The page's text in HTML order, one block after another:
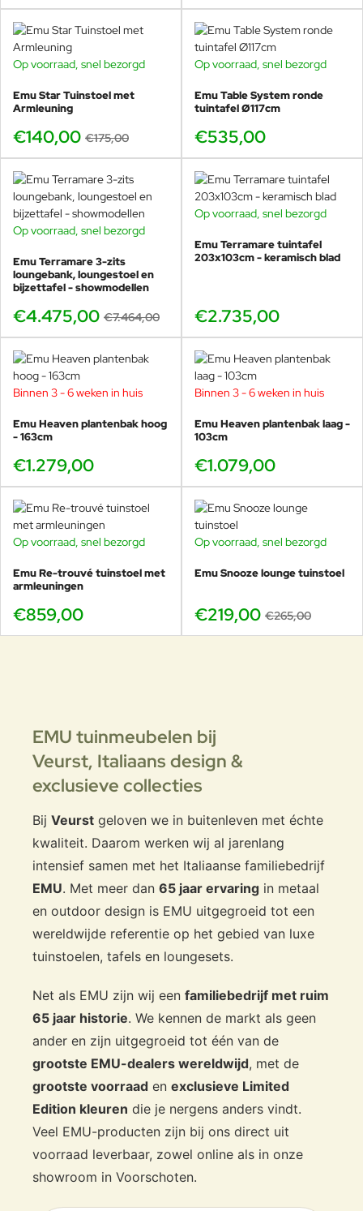
-20%
Op voorraad, snel bezorgd
Emu Star Tuinstoel met
Armleuning
€140,00 €175,00
Op voorraad, snel bezorgd
Emu Table System ronde
tuintafel Ø117cm
€535,00
BUNDELKORTING
-40%
Op voorraad, snel bezorgd
Emu Terramare 3-zits
loungebank, loungestoel en
bijzettafel - showmodellen
€4.475,00 €7.464,00
Op voorraad, snel bezorgd
Emu Terramare tuintafel
203x103cm - keramisch blad
€2.735,00
Binnen 3 - 6 weken in huis
Emu Heaven plantenbak hoog
- 163cm
€1.279,00
Binnen 3 - 6 weken in huis
Emu Heaven plantenbak laag -
103cm
€1.079,00
Op voorraad, snel bezorgd
Emu Re-trouvé tuinstoel met
armleuningen
€859,00
-17%
Op voorraad, snel bezorgd
Emu Snooze lounge tuinstoel
€219,00 €265,00
EMU tuinmeubelen bij
Veurst, Italiaans design &
exclusieve collecties
Bij Veurst geloven we in buitenleven met échte
kwaliteit. Daarom werken wij al jarenlang
intensief samen met het Italiaanse familiebedrijf
EMU. Met meer dan 65 jaar ervaring in metaal
en outdoor design is EMU uitgegroeid tot een
wereldwijde referentie op het gebied van luxe
tuinstoelen, tafels en loungesets.
Net als EMU zijn wij een familiebedrijf met ruim
65 jaar historie. We kennen de markt als geen
ander en zijn uitgegroeid tot één van de
grootste EMU-dealers wereldwijd, met de
grootste voorraad en exclusieve Limited
Edition kleuren die je nergens anders vindt.
Veel EMU-producten zijn bij ons direct uit
voorraad leverbaar, zowel online als in onze
showroom in Voorschoten.